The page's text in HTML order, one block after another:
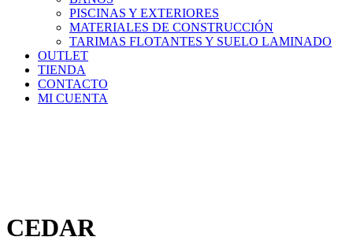
PISCINAS Y EXTERIORES
MATERIALES DE CONSTRUCCIÓN
TARIMAS FLOTANTES Y SUELO LAMINADO
OUTLET
TIENDA
CONTACTO
MI CUENTA
CEDAR